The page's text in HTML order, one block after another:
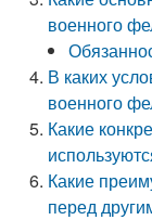
военного
В каких
военного
Какие
Какие
перед